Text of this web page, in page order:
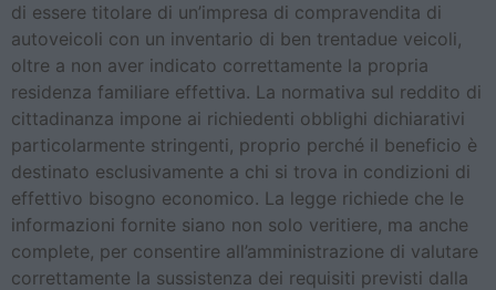
di essere titolare di un’impresa di compravendita di
autoveicoli con un inventario di ben trentadue veicoli,
oltre a non aver indicato correttamente la propria
residenza familiare effettiva. La normativa sul reddito di
cittadinanza impone ai richiedenti obblighi dichiarativi
particolarmente stringenti, proprio perché il beneficio è
destinato esclusivamente a chi si trova in condizioni di
effettivo bisogno economico. La legge richiede che le
informazioni fornite siano non solo veritiere, ma anche
complete, per consentire all’amministrazione di valutare
correttamente la sussistenza dei requisiti previsti dalla